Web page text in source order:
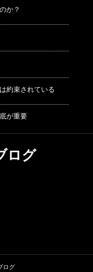
か？
約束されている
が重要
ログ
ログ